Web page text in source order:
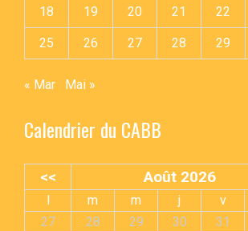
18 19 20 21 22
25 26 27 28 29
« Mar Mai »
Calendrier du CABB
<< Août 2026
m m j v
27
28 29 30 31